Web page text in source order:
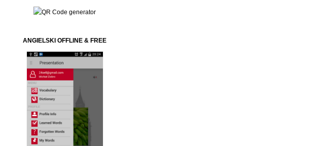
ANGIELSKI OFFLINE & FREE